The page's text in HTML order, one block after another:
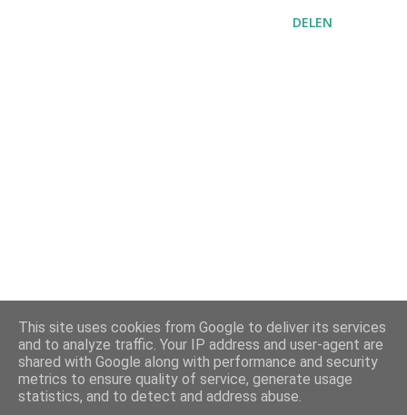
DELEN
This site uses cookies from Google to deliver its services
and to analyze traffic. Your IP address and user-agent are
shared with Google along with performance and security
metrics to ensure quality of service, generate usage
statistics, and to detect and address abuse.